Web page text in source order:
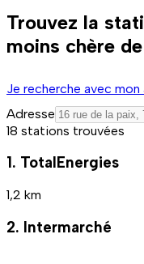
Trouvez la
moins chère
Je recherche avec mon
Adresse
18 stations trouvées
1. TotalEnergies
1,2 km
2. Intermarché